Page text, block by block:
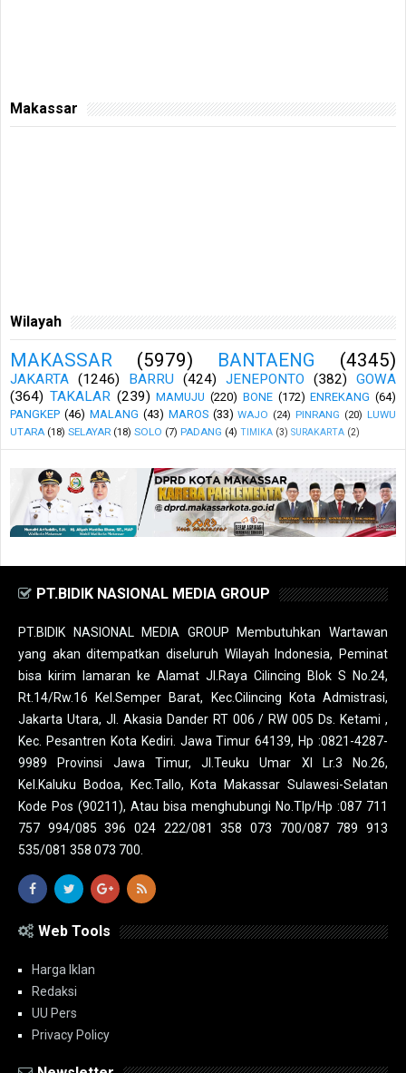
Makassar
Wilayah
MAKASSAR (5979) BANTAENG (4345)
JAKARTA (1246) BARRU (424) JENEPONTO (382)
GOWA
(364) TAKALAR (239) MAMUJU (220) BONE (172) ENREKANG (64)
PANGKEP (46) MALANG (43) MAROS (33) WAJO (24) PINRANG (20) LUWU
UTARA (18) SELAYAR (18) SOLO (7) PADANG (4) TIMIKA (3) SURAKARTA (2)
PT.BIDIK NASIONAL MEDIA GROUP
PT.BIDIK NASIONAL MEDIA GROUP Membutuhkan Wartawan
yang akan ditempatkan diseluruh Wilayah Indonesia, Peminat
bisa kirim lamaran ke Alamat Jl.Raya Cilincing Blok S No.24,
Rt.14/Rw.16 Kel.Semper Barat, Kec.Cilincing Kota Admistrasi,
Jakarta Utara, Jl. Akasia Dander RT 006 / RW 005 Ds. Ketami ,
Kec. Pesantren Kota Kediri. Jawa Timur 64139, Hp :0821-4287-
9989 Provinsi Jawa Timur, Jl.Teuku Umar XI Lr.3 No.26,
Kel.Kaluku Bodoa, Kec.Tallo, Kota Makassar Sulawesi-Selatan
Kode Pos (90211), Atau bisa menghubungi No.Tlp/Hp :087 711
757 994/085 396 024 222/081 358 073 700/087 789 913
535/081 358 073 700.
Web Tools
Harga Iklan
Redaksi
UU Pers
Privacy Policy